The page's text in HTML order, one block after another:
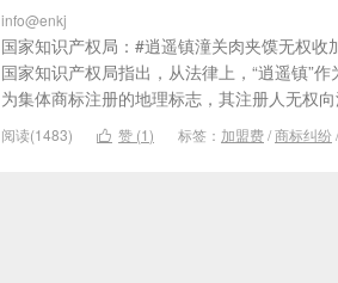
info@enkj
国家知识产权局：#逍遥镇潼关肉夹馍无权收
国家知识产权局指出，从法律上，“逍遥镇”
为集体商标注册的地理标志，其注册人无权
阅读(1483)  赞 (1) 标签： 加盟费/商标纠纷/